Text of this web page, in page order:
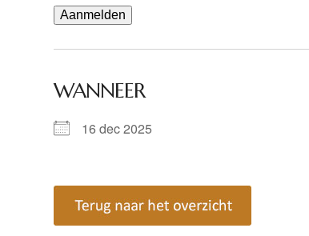
WANNEER
16 dec 2025